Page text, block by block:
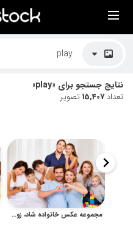
نتایج جستجو برای «play»
تعداد15,407تصویر
مجموعه عکس خانواده شاد، زوج جوان و والدین با کودک
لیست قیمت ها
موضوعات تصاویر
هنرمندان ایرانی
کسب درآمد از فروش
021 28428845
تماس با ما